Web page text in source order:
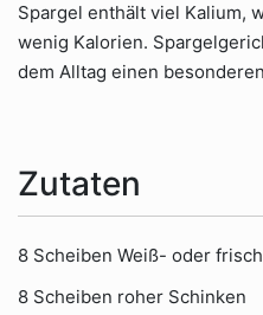
Spargel enthält viel Kalium,
wenig Kalorien.
dem Alltag einen
Zutaten
8 Scheiben Weiß- oder
8 Scheiben roher Schinken